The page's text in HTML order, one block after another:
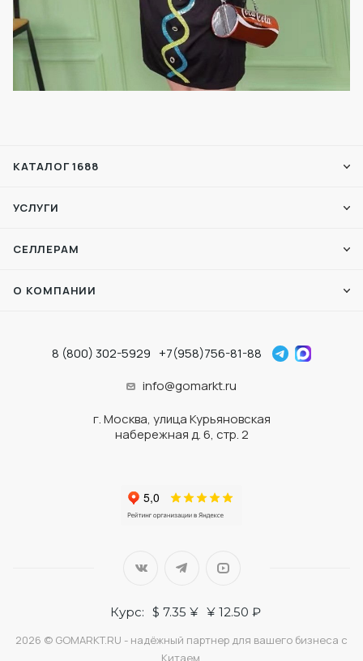
КАТАЛОГ 1688
УСЛУГИ
СЕЛЛЕРАМ
О КОМПАНИИ
8 (800) 302-5929 +7(958)756-81-88
info@gomarkt.ru
г. Москва, улица Курьяновская
набережная д. 6, стр. 2
Курс: $ 7.35 ¥ ¥ 12.50 ₽
2026 © GOMARKT.RU - надёжный партнер для вашего бизнеса с
Китаем.